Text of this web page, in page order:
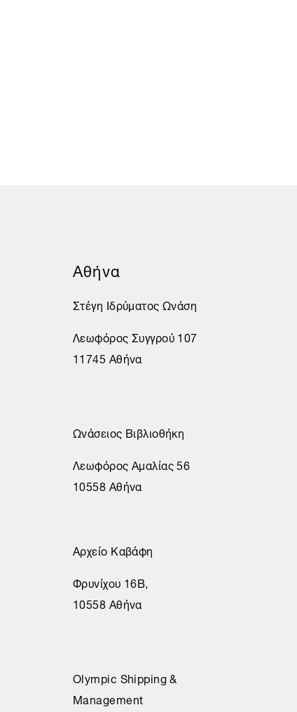
Αθήνα
Στέγη Ιδρύματος Ωνάση
Λεωφόρος Συγγρού 107
11745 Αθήνα
Ωνάσειος Βιβλιοθήκη
Λεωφόρος Αμαλίας 56
10558 Αθήνα
Αρχείο Καβάφη
Φρυνίχου 16Β,
10558 Αθήνα
Olympic Shipping &
Management